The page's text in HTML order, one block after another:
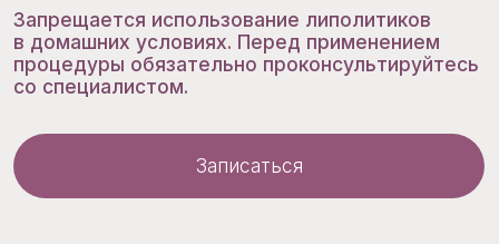
СПЕЦИАЛИСТЫ ЦЕНТРА